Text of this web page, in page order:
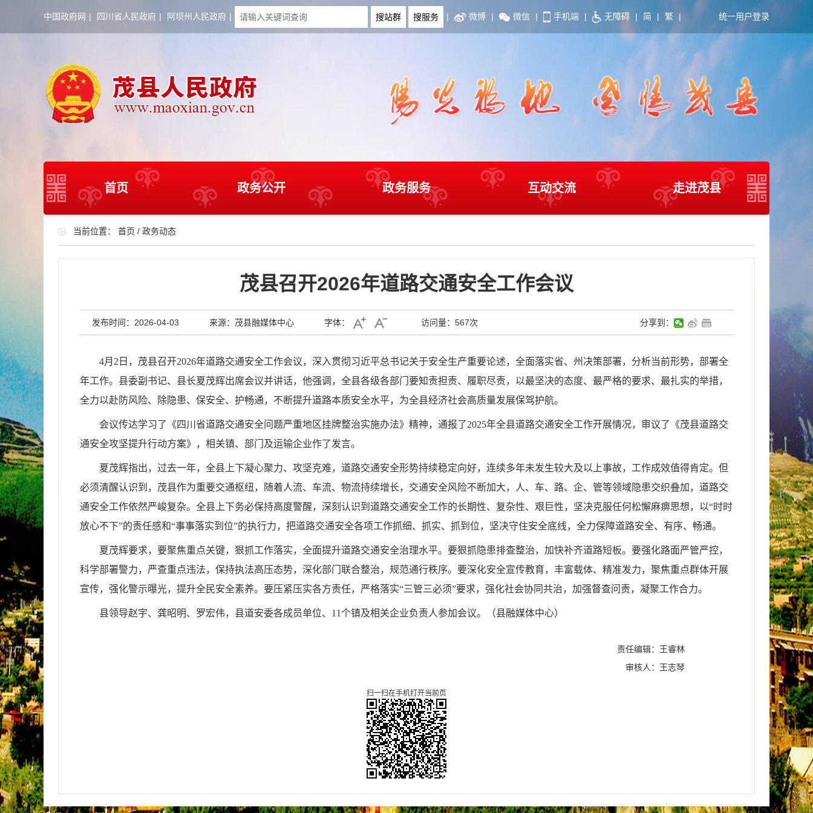
中国政府网 | 四川省人民政府 | 阿坝州人民政府 | | 微博 | 微信 | 手机端 | 无障碍 | 简 | 繁 | 统一用户登录
首页 政务公开 政务服务 互动交流 走进茂县
当前位置： 首页 / 政务动态
茂县召开2026年道路交通安全工作会议
发布时间：2026-04-03 来源：茂县融媒体中心 字体： 访问量： 567次 分享到：
4月2日，茂县召开2026年道路交通安全工作会议，深入贯彻习近平总书记关于安全生产重要论述，全面落实省、州决策部署，分析当前形势，部署全
年工作。县委副书记、县长夏茂辉出席会议并讲话，他强调，全县各级各部门要知责担责、履职尽责，以最坚决的态度、最严格的要求、最扎实的举措，
全力以赴防风险、除隐患、保安全、护畅通，不断提升道路本质安全水平，为全县经济社会高质量发展保驾护航。
会议传达学习了《四川省道路交通安全问题严重地区挂牌整治实施办法》精神，通报了2025年全县道路交通安全工作开展情况，审议了《茂县道路交
通安全攻坚提升行动方案》，相关镇、部门及运输企业作了发言。
夏茂辉指出，过去一年，全县上下凝心聚力、攻坚克难，道路交通安全形势持续稳定向好，连续多年未发生较大及以上事故，工作成效值得肯定。但
必须清醒认识到，茂县作为重要交通枢纽，随着人流、车流、物流持续增长，交通安全风险不断加大，人、车、路、企、管等领域隐患交织叠加，道路交
通安全工作依然严峻复杂。全县上下务必保持高度警醒，深刻认识到道路交通安全工作的长期性、复杂性、艰巨性，坚决克服任何松懈麻痹思想，以“时时
放心不下”的责任感和“事事落实到位”的执行力，把道路交通安全各项工作抓细、抓实、抓到位，坚决守住安全底线，全力保障道路安全、有序、畅通。
夏茂辉要求，要聚焦重点关键，狠抓工作落实，全面提升道路交通安全治理水平。要狠抓隐患排查整治，加快补齐道路短板。要强化路面严管严控，
科学部署警力，严查重点违法，保持执法高压态势，深化部门联合整治，规范通行秩序。要深化安全宣传教育，丰富载体、精准发力，聚焦重点群体开展
宣传，强化警示曝光，提升全民安全素养。要压紧压实各方责任，严格落实“三管三必须”要求，强化社会协同共治，加强督查问责，凝聚工作合力。
县领导赵宇、龚昭明、罗宏伟，县道安委各成员单位、11个镇及相关企业负责人参加会议。 （县融媒体中心）
责任编辑：王睿林
审核人：王志琴
扫一扫在手机打开当前页